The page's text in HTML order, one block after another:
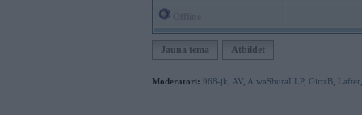
Jauna tēma Atbildēt
Moderatori: 968-jk AV AiwaShuraLLP, GirtzB Lafter